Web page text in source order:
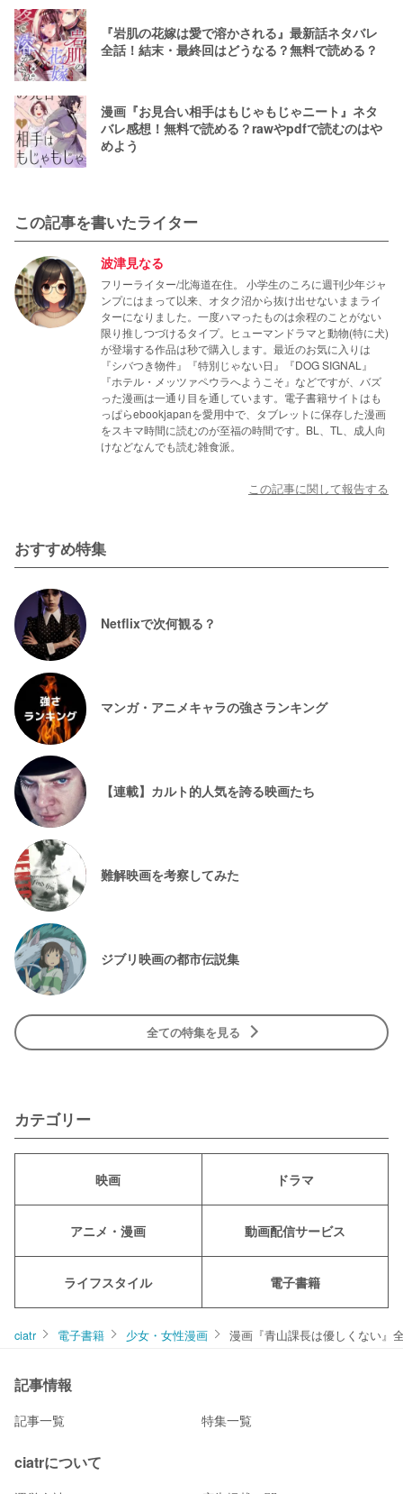
『岩肌の花嫁は愛で溶かされる』最新話ネタバレ
全話！結末・最終回はどうなる？無料で読める？
漫画『お見合い相手はもじゃもじゃニート』ネタ
バレ感想！無料で読める？rawやpdfで読むのはや
めよう
この記事を書いたライター
波津見なる
フリーライター/北海道在住。 小学生のころに週刊少年ジャ
ンプにはまって以来、オタク沼から抜け出せないままライ
ターになりました。一度ハマったものは余程のことがない
限り推しつづけるタイプ。ヒューマンドラマと動物(特に犬)
が登場する作品は秒で購入します。最近のお気に入りは
『シバつき物件』『特別じゃない日』『DOG SIGNAL』
『ホテル・メッツァペウラへようこそ』などですが、バズ
った漫画は一通り目を通しています。電子書籍サイトはも
っぱらebookjapanを愛用中で、タブレットに保存した漫画
をスキマ時間に読むのが至福の時間です。BL、TL、成人向
けなどなんでも読む雑食派。
この記事に関して報告する
おすすめ特集
Netflixで次何観る？
マンガ・アニメキャラの強さランキング
【連載】カルト的人気を誇る映画たち
難解映画を考察してみた
ジブリ映画の都市伝説集
全ての特集を見る
カテゴリー
映画 ドラマ
アニメ・漫画 動画配信サービス
ライフスタイル 電子書籍
ciatr 電子書籍 少女・女性漫画 漫画『青山課長は優しくない』
記事情報
記事一覧 特集一覧
ciatrについて